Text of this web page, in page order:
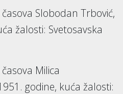
Slobodan Trbović,
žalosti: Svetosavska
Milica
godine, kuća žalosti: